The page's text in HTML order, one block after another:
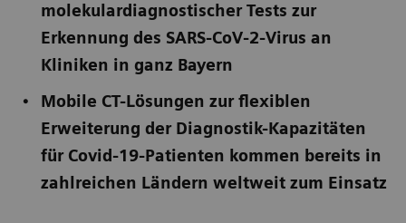
molekulardiagnostischer Tests zur
Erkennung des SARS-CoV-2-Virus an
Kliniken in ganz Bayern
Mobile CT-Lösungen zur flexiblen
Erweiterung der Diagnostik-Kapazitäten
für Covid-19-Patienten kommen bereits in
zahlreichen Ländern weltweit zum Einsatz